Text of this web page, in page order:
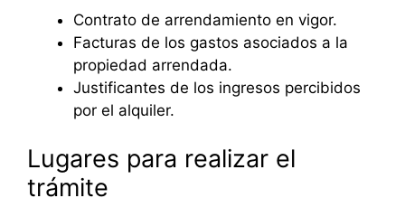
Contrato de arrendamiento en vigor.
Facturas de los gastos asociados a la
propiedad arrendada.
Justificantes de los ingresos percibidos
por el alquiler.
Lugares para realizar el
trámite